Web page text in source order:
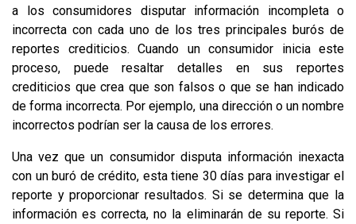
a los consumidores disputar información incompleta o
incorrecta con cada uno de los tres principales burós de
reportes crediticios. Cuando un consumidor inicia este
proceso, puede resaltar detalles en sus reportes
crediticios que crea que son falsos o que se han indicado
de forma incorrecta. Por ejemplo, una dirección o un nombre
incorrectos podrían ser la causa de los errores.
Una vez que un consumidor disputa información inexacta
con un buró de crédito, esta tiene 30 días para investigar el
reporte y proporcionar resultados. Si se determina que la
información es correcta, no la eliminarán de su reporte. Si